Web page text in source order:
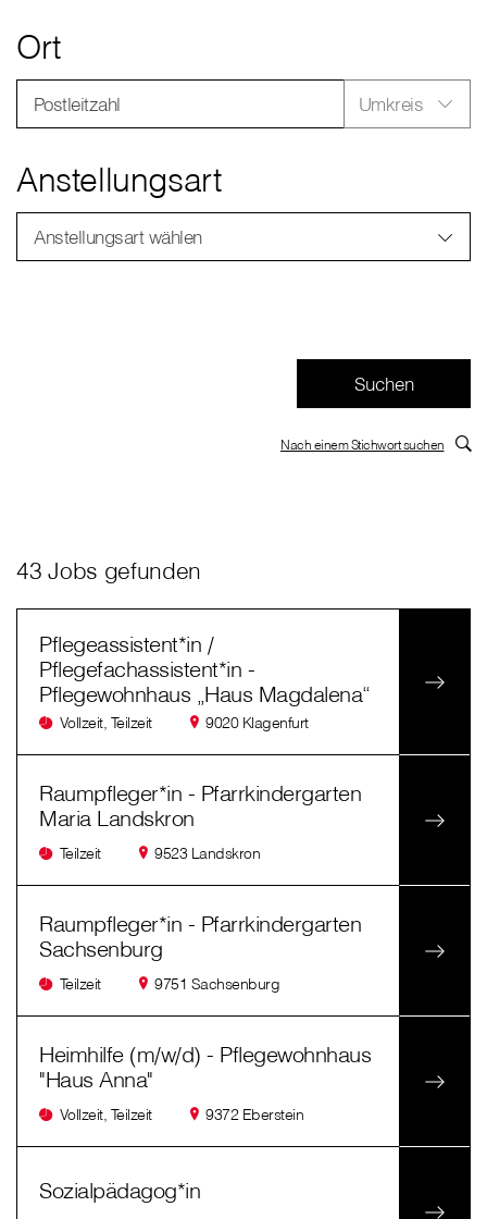
Ort
Postleitzahl Umkreis
Anstellungsart
Anstellungsart wählen
Nach einem Stichwort suchen
43 Jobs gefunden
Pflegeassistent*in /
Pflegefachassistent*in -
Pflegewohnhaus „Haus Magdalena“
Vollzeit, Teilzeit 9020 Klagenfurt
Raumpfleger*in - Pfarrkindergarten
Maria Landskron
Teilzeit 9523 Landskron
Raumpfleger*in - Pfarrkindergarten
Sachsenburg
Teilzeit 9751 Sachsenburg
Heimhilfe (m/w/d) - Pflegewohnhaus
"Haus Anna"
Vollzeit, Teilzeit 9372 Eberstein
Sozialpädagog*in